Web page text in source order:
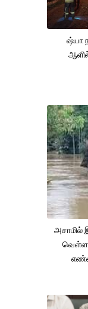
ஷ்யா
அசாமில்